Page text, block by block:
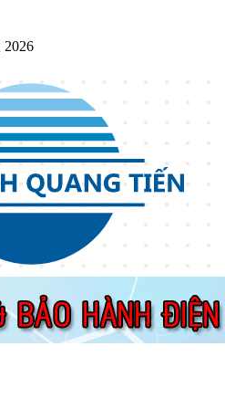
2026
dân dụng, thiết bị nhà bếp tại Hà